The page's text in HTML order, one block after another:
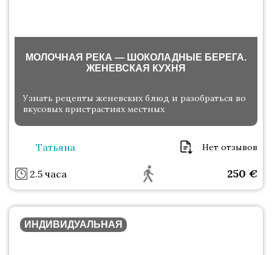
МОЛОЧНАЯ РЕКА — ШОКОЛАДНЫЕ БЕРЕГА.
ЖЕНЕВСКАЯ КУХНЯ
Узнать рецепты женевских блюд и разобраться во
вкусовых пристрастиях местных
Татьяна Нет отзывов
2.5 часа 250 €
ИНДИВИДУАЛЬНАЯ